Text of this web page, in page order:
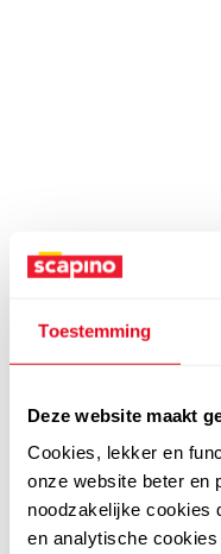
Toestemming
Deze website maakt
Cookies, lekker en
onze website beter en
noodzakelijke cookies
en analytische